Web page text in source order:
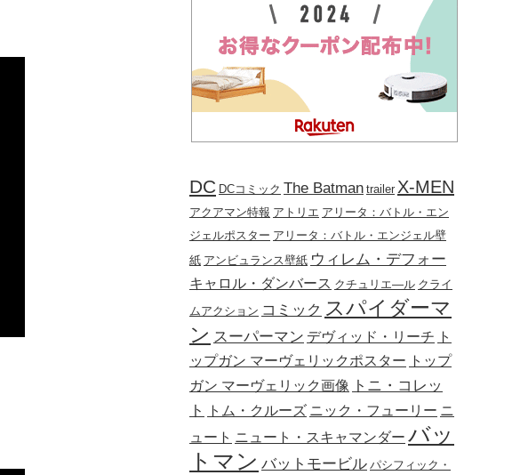
DC DCコミック The Batman trailer X-MEN
アクアマン特報 アトリエ アリータ：バトル・エン
ジェルポスター アリータ：バトル・エンジェル壁
紙 アンビュランス壁紙 ウィレム・デフォー
キャロル・ダンバース クチュリエ―ル クライ
ムアクション コミック スパイダーマ
ン スーパーマン デヴィッド・リーチ ト
ップガン マーヴェリックポスター トップ
ガン マーヴェリック画像 トニ・コレッ
ト
トム・クルーズ ニック・フューリー ニ
ュート ニュート・スキャマンダー バッ
トマン バットモービル パシフィック・